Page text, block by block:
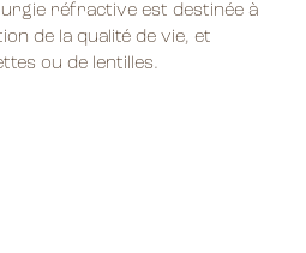
réfractive est destinée à
de la qualité de vie, et
ou de lentilles.